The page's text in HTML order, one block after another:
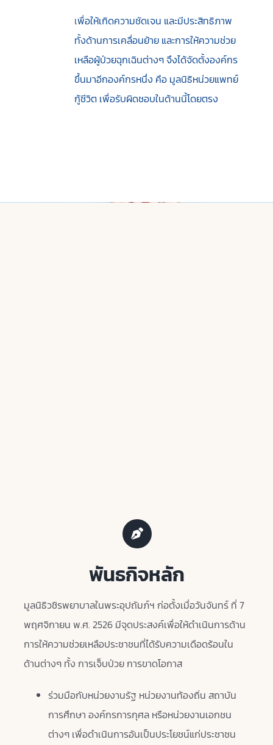
เพื่อให้เกิดความชัดเจน และมีประสิทธิภาพ
ทั้งด้านการเคลื่อนย้าย และการให้ความช่วย
เหลือผู้ป่วยฉุกเฉินต่างๆ จึงได้จัดตั้งองค์กร
ขึ้นมาอีกองค์กรหนึ่ง คือ มูลนิธิหน่วยแพทย์
กู้ชีวิต เพื่อรับผิดชอบในด้านนี้โดยตรง
พันธกิจหลัก
มูลนิธิวชิรพยาบาลในพระอุปถัมภ์ฯ ก่อตั้งเมื่อวันจันทร์ ที่ 7
พฤศจิกายน พ.ศ. 2526 มีจุดประสงค์เพื่อให้ดำเนินการด้าน
การให้ความช่วยเหลือประชาชนที่ได้รับความเดือดร้อนใน
ด้านต่างๆ ทั้ง การเจ็บป่วย การขาดโอกาส
ร่วมมือกับหน่วยงานรัฐ หน่วยงานท้องถิ่น สถาบัน
การศึกษา องค์กรการกุศล หรือหน่วยงานเอกชน
ต่างๆ เพื่อดำเนินการอันเป็นประโยชน์แก่ประชาชน